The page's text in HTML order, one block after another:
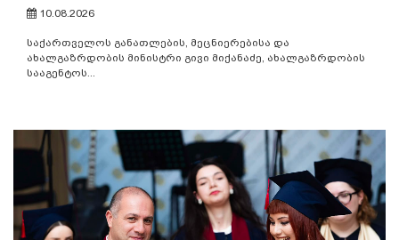
10.08.2026
საქართველოს განათლების, მეცნიერებისა და
ახალგაზრდობის მინისტრი გივი მიქანაძე, ახალგაზრდობის
სააგენტოს...